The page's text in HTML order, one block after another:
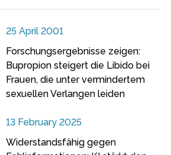
25 April 2001
Forschungsergebnisse zeigen:
Bupropion steigert die Libido bei
Frauen, die unter vermindertem
sexuellen Verlangen leiden
13 February 2025
Widerstandsfähig gegen